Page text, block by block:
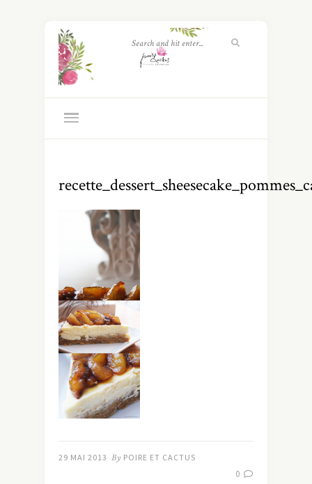
29 MAI 2013 By POIRE ET CACTUS
0